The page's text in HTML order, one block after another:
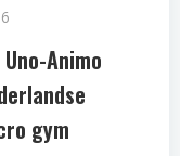
Animo
gym